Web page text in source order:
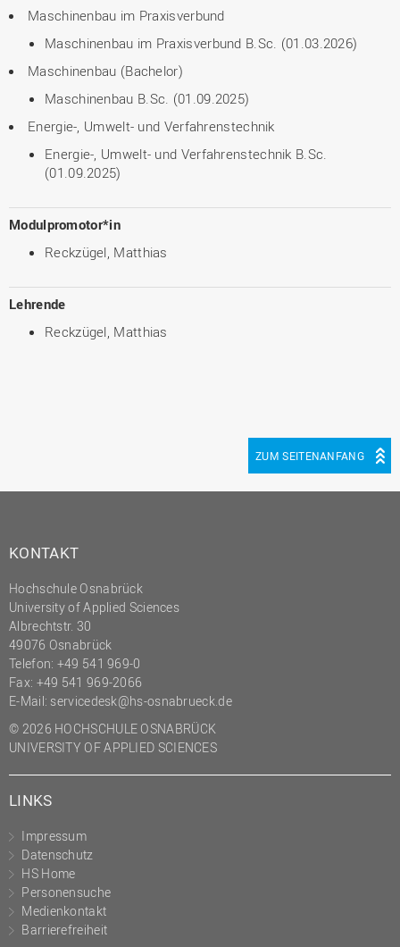
Maschinenbau im Praxisverbund
Maschinenbau im Praxisverbund B.Sc. (01.03.2026)
Maschinenbau (Bachelor)
Maschinenbau B.Sc. (01.09.2025)
Energie-, Umwelt- und Verfahrenstechnik
Energie-, Umwelt- und Verfahrenstechnik B.Sc.
(01.09.2025)
Modulpromotor*in
Reckzügel, Matthias
Lehrende
Reckzügel, Matthias
ZUM SEITENANFANG
KONTAKT
Hochschule Osnabrück
University of Applied Sciences
Albrechtstr. 30
49076 Osnabrück
Telefon: +49 541 969-0
Fax: +49 541 969-2066
E-Mail: servicedesk@hs-osnabrueck.de
© 2026 HOCHSCHULE OSNABRÜCK
UNIVERSITY OF APPLIED SCIENCES
LINKS
Impressum
Datenschutz
HS Home
Personensuche
Medienkontakt
Barrierefreiheit